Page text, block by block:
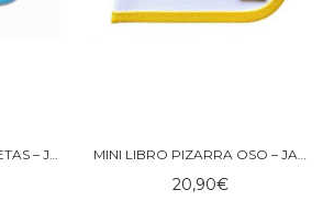
LIBRO PIZARRA PLANETAS – JAQ JAQ BIRD MINI LIBRO PIZARRA OSO – JAQ JAQ BIRD
20,90€